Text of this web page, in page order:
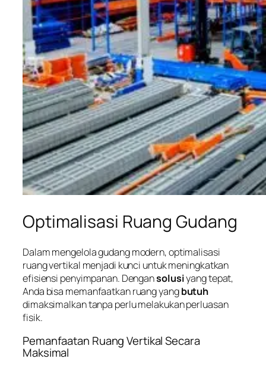
Optimalisasi Ruang Gudang
Dalam mengelola gudang modern, optimalisasi
ruang vertikal menjadi kunci untuk meningkatkan
efisiensi penyimpanan. Dengansolusiyang tepat,
Anda bisa memanfaatkan ruang yangbutuh
dimaksimalkan tanpa perlu melakukan perluasan
fisik.
Pemanfaatan Ruang Vertikal Secara
Maksimal